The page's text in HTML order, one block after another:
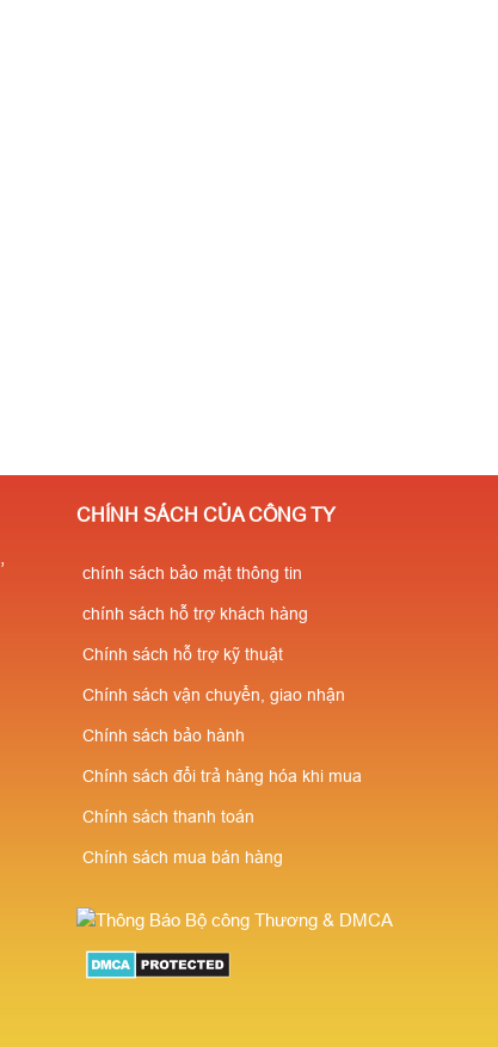
CHÍNH SÁCH CỦA CÔNG TY
chính sách bảo mật thông tin
chính sách hỗ trợ khách hàng
Chính sách hỗ trợ kỹ thuật
Chính sách vận chuyển, giao nhận
Chính sách bảo hành
Chính sách đổi trả hàng hóa khi mua
Chính sách thanh toán
Chính sách mua bán hàng